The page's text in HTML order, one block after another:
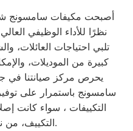
أصبحت مكيفات سامسونج
نظرًا للأداء الوظيفي
تلبي احتياجات العائلات،
كبيرة من الموديلات،
يحرص مركز صيانتنا في
سامسونج باستمرار على
التكييفات ، سواء كانت
التكييف، من نصائح وصيانة دورية.